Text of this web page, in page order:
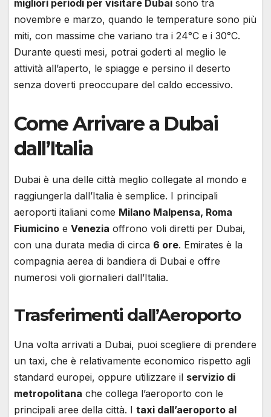
migliori periodi per visitare Dubai sono tra
novembre e marzo, quando le temperature sono più
miti, con massime che variano tra i 24°C e i 30°C.
Durante questi mesi, potrai goderti al meglio le
attività all’aperto, le spiagge e persino il deserto
senza doverti preoccupare del caldo eccessivo.
Come Arrivare a Dubai
dall’Italia
Dubai è una delle città meglio collegate al mondo e
raggiungerla dall’Italia è semplice. I principali
aeroporti italiani come Milano Malpensa, Roma
Fiumicino e Venezia offrono voli diretti per Dubai,
con una durata media di circa 6 ore. Emirates è la
compagnia aerea di bandiera di Dubai e offre
numerosi voli giornalieri dall’Italia.
Trasferimenti dall’Aeroporto
Una volta arrivati a Dubai, puoi scegliere di prendere
un taxi, che è relativamente economico rispetto agli
standard europei, oppure utilizzare il servizio di
metropolitana che collega l’aeroporto con le
principali aree della città. I taxi dall’aeroporto al